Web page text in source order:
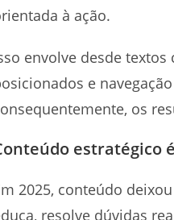
à ação.
envolve desde
e
os
estratégico
2025, conteúdo
resolve dúvidas